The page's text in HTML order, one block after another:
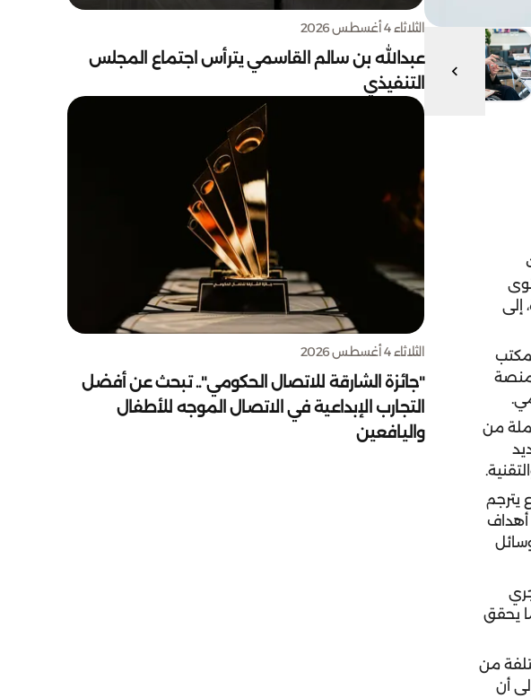
إلى
المنصة
من
يترجم
أهداف
يحقق
من
أن
الثلاثاء 4 أغسطس 2026
عبدالله بن سالم القاسمي يترأس اجتماع المجلس
التنفيذي
الثلاثاء 4 أغسطس 2026
"جائزة الشارقة للاتصال الحكومي".. تبحث عن أفضل
التجارب الإبداعية في الاتصال الموجه للأطفال
واليافعين